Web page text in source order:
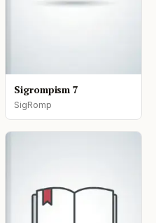
Sigrompism 7
SigRomp